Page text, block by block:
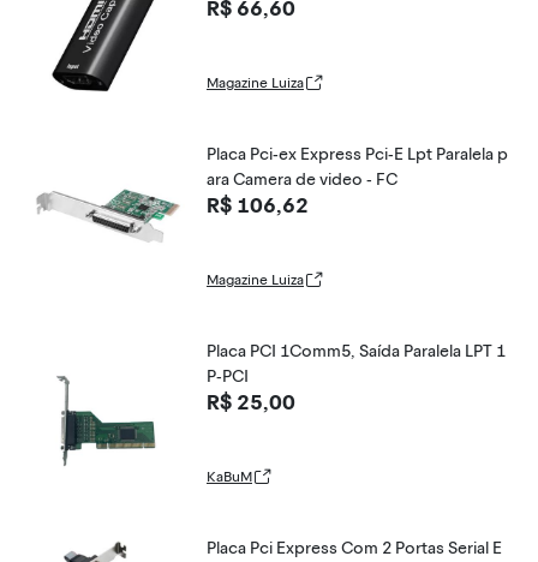
R$ 66,60
Magazine Luiza
Placa Pci-ex Express Pci-E Lpt Paralela p
ara Camera de video - FC
R$ 106,62
Magazine Luiza
Placa PCI 1Comm5, Saída Paralela LPT 1
P-PCI
R$ 25,00
KaBuM
Placa Pci Express Com 2 Portas Serial E